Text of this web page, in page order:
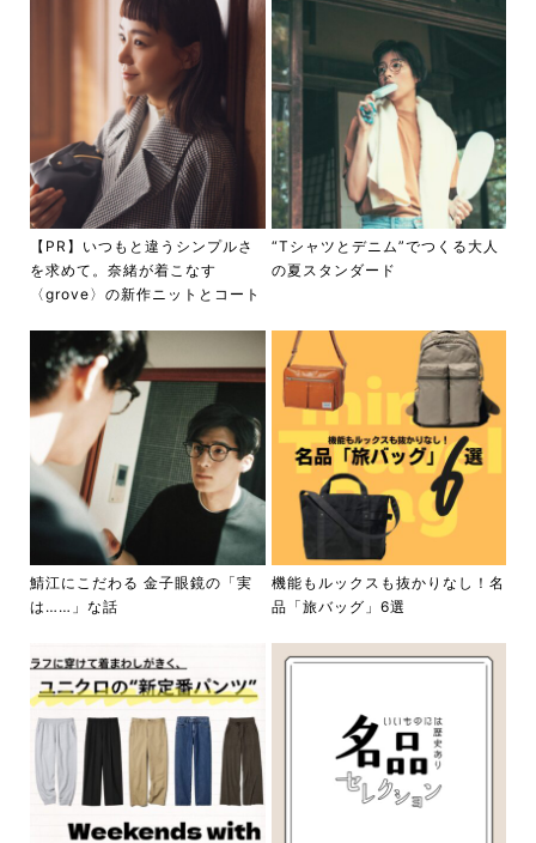
【PR】いつもと違うシンプルさ
を求めて。奈緒が着こなす
〈grove〉の新作ニットとコート
“Tシャツとデニム”でつくる大人
の夏スタンダード
鯖江にこだわる 金子眼鏡の「実
は……」な話
機能もルックスも抜かりなし！名
品「旅バッグ」6選